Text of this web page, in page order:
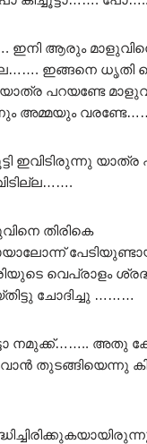
ഇനി ആരും
ഇങ്ങനെ ധൃതി
പറയണ്ടേ
അമ്മയും
ഇവിടിരുന്നു
തിരികെ
വെപ്രാളം
ചോദിച്ചു ………
നമുക്ക്…….. അതു
തുടങ്ങിയെന്നു